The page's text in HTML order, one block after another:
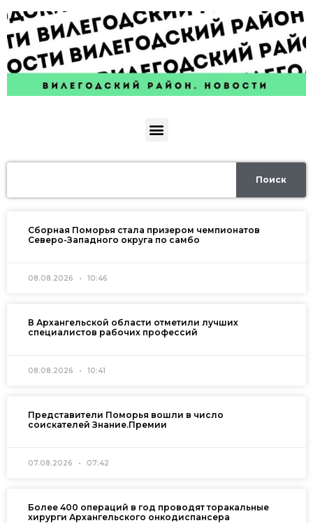
Поиск
Сборная Поморья стала призером чемпионатов
Северо-Западного округа по самбо
08.08.2026 10:46
В Архангельской области отметили лучших
специалистов рабочих профессий
08.08.2026 10:41
Представители Поморья вошли в число
соискателей Знание.Премии
07.08.2026 07:42
Более 400 операций в год проводят торакальные
хирурги Архангельского онкодиспансера